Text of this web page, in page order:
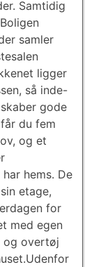
Samtidig
samler
ligger
så inde-
gode
du fem
og et
hems. De
etage,
for
med egen
og overtøj